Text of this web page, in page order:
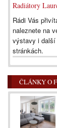
Radiátory
Rádi Vás
naleznete na
výstavy i další
stránkách.
ČLÁNKY O